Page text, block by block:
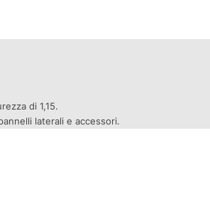
di 1,15.
laterali e accessori.